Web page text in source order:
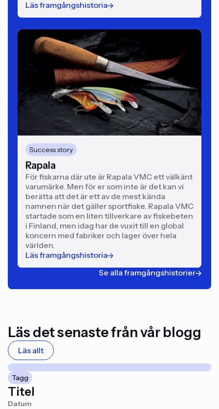
Läs framgångshistoria
Success story
Rapala
För fiskarna där ute är Rapala VMC ett välkänt
varumärke. Men för er som inte är det kan vi
berätta att det är ett av de mest kända
namnen när det gäller sportfiske. Rapala VMC
startade som en liten tillverkare av fiskebeten
i Finland, men idag har de vuxit till en global
koncern med fabriker och lager över hela
världen.
Läs framgångshistoria
Se alla framgångshistorier
Läs det senaste från vår blogg
Läs allt
Tagg
Titel
Datum